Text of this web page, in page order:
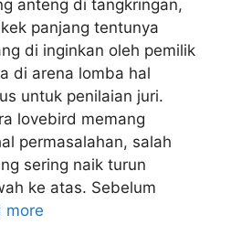
anteng di tangkringan,
panjang tentunya
di inginkan oleh pemilik
di arena lomba hal
untuk penilaian juri.
lovebird memang
permasalahan, salah
sering naik turun
ke atas. Sebelum
more